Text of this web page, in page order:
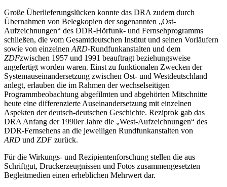
Große Überlieferungslücken konnte das DRA zudem durch
Übernahmen von Belegkopien der sogenannten „Ost-
Aufzeichnungen“ des DDR-Hörfunk- und Fernsehprogramms
schließen, die vom Gesamtdeutschen Institut und seinen Vorläufern
sowie von einzelnen ARD-Rundfunkanstalten und dem
ZDFzwischen 1957 und 1991 beauftragt beziehungsweise
angefertigt worden waren. Einst zu funktionalen Zwecken der
Systemauseinandersetzung zwischen Ost- und Westdeutschland
anlegt, erlauben die im Rahmen der wechselseitigen
Programmbeobachtung abgefilmten und abgehörten Mitschnitte
heute eine differenzierte Auseinandersetzung mit einzelnen
Aspekten der deutsch-deutschen Geschichte. Reziprok gab das
DRA Anfang der 1990er Jahre die „West-Aufzeichnungen“ des
DDR-Fernsehens an die jeweiligen Rundfunkanstalten von
ARD und ZDF zurück.
Für die Wirkungs- und Rezipientenforschung stellen die aus
Schriftgut, Druckerzeugnissen und Fotos zusammengesetzten
Begleitmedien einen erheblichen Mehrwert dar.